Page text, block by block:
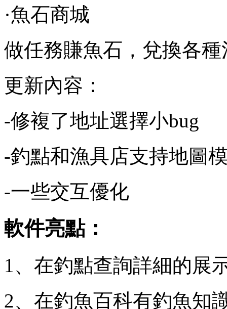
·魚石商城
做任務賺魚石，兌換各種
更新內容：
-修複了地址選擇小bug
-釣點和漁具店支持地圖
-一些交互優化
軟件亮點：
1、在釣點查詢詳細的展
2、在釣魚百科有釣魚知